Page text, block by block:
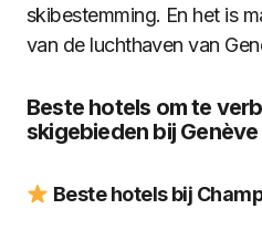
skibestemming. En het is
van de luchthaven van
Beste hotels om te
skigebieden bij Genève
Beste hotels bij